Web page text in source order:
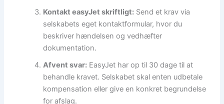
Kontakt easyJet skriftligt: Send et krav via
selskabets eget kontaktformular, hvor du
beskriver hændelsen og vedhæfter
dokumentation.
Afvent svar: EasyJet har op til 30 dage til at
behandle kravet. Selskabet skal enten udbetale
kompensation eller give en konkret begrundelse
for afslag.